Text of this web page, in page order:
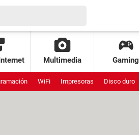
Multimedia Gaming
WiFi Impresoras Disco duro